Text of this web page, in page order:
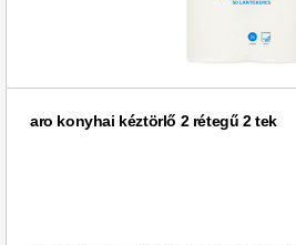
aro konyhai kéztörlő 2 rétegű 2 tek